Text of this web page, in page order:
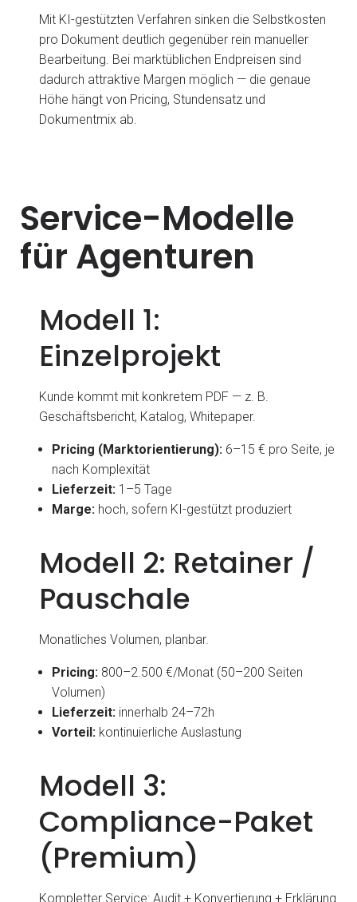
Mit KI-gestützten Verfahren sinken die Selbstkosten
pro Dokument deutlich gegenüber rein manueller
Bearbeitung. Bei marktüblichen Endpreisen sind
dadurch attraktive Margen möglich — die genaue
Höhe hängt von Pricing, Stundensatz und
Dokumentmix ab.
Service-Modelle
für Agenturen
Modell 1:
Einzelprojekt
Kunde kommt mit konkretem PDF — z. B.
Geschäftsbericht, Katalog, Whitepaper.
Pricing (Marktorientierung): 6–15 € pro Seite, je
nach Komplexität
Lieferzeit: 1–5 Tage
Marge: hoch, sofern KI-gestützt produziert
Modell 2: Retainer /
Pauschale
Monatliches Volumen, planbar.
Pricing: 800–2.500 €/Monat (50–200 Seiten
Volumen)
Lieferzeit: innerhalb 24–72h
Vorteil: kontinuierliche Auslastung
Modell 3:
Compliance-Paket
(Premium)
Kompletter Service: Audit + Konvertierung + Erklärung